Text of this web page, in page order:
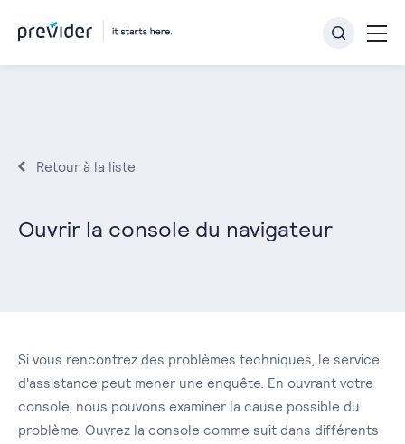
Retour à la liste
Ouvrir la console du navigateur
Si vous rencontrez des problèmes techniques, le service
d'assistance peut mener une enquête. En ouvrant votre
console, nous pouvons examiner la cause possible du
problème. Ouvrez la console comme suit dans différents